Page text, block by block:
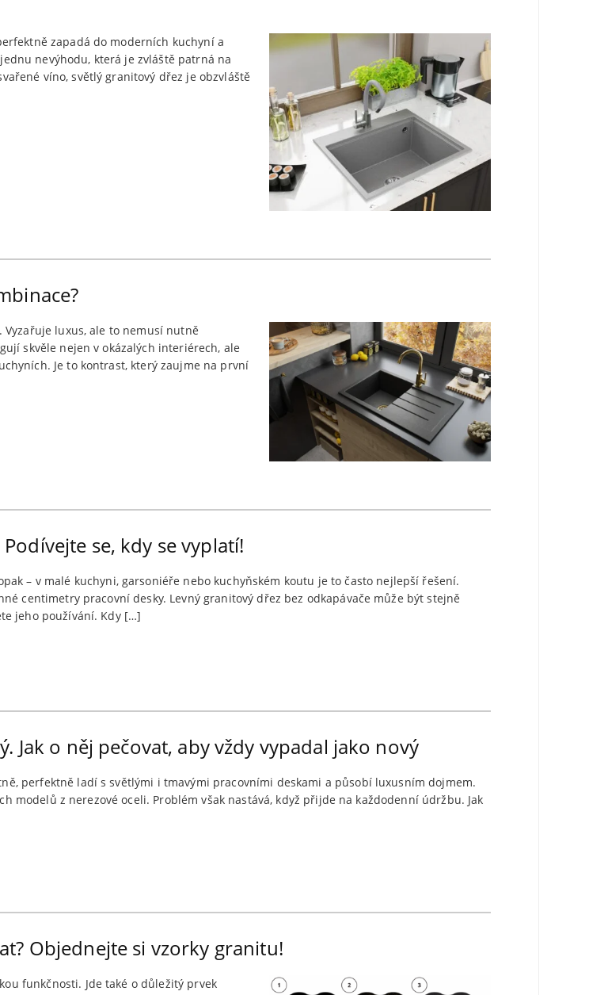
zapadá do moderních kuchyní a
nevýhodu, která je zvláště patrná na
víno, světlý granitový dřez je obzvláště
Vyzařuje luxus, ale to nemusí nutně
skvěle nejen v okázalých interiérech, ale
Je to kontrast, který zaujme na první
se, kdy se vyplatí!
– v malé kuchyni, garsoniéře nebo kuchyňském koutu je to často nejlepší řešení.
centimetry pracovní desky. Levný granitový dřez bez odkapávače může být stejně
jeho používání. Kdy […]
Jak o něj pečovat, aby vždy vypadal jako nový
perfektně ladí s světlými i tmavými pracovními deskami a působí luxusním dojmem.
modelů z nerezové oceli. Problém však nastává, když přijde na každodenní údržbu. Jak
Objednejte si vzorky granitu!
funkčnosti. Jde také o důležitý prvek